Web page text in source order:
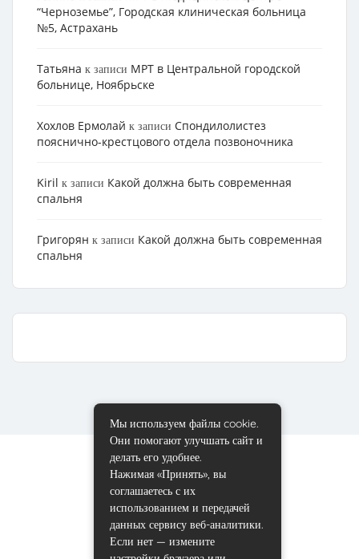
“Черноземье”, Городская клиническая больница
№5, Астрахань
Татьяна к записи МРТ в Центральной городской
больнице, Ноябрьске
Хохлов Ермолай к записи Cпондилолистез
пояснично-крестцового отдела позвоночника
Kiril к записи Какой должна быть современная
спальня
Григорян к записи Какой должна быть современная
спальня
Мы используем файлы cookie.
Они помогают улучшать сайт и
делать его удобнее.
Нажимая «Принять», вы
соглашаетесь с их
использованием и передачей
данных сервису веб-аналитики.
Если нет — измените